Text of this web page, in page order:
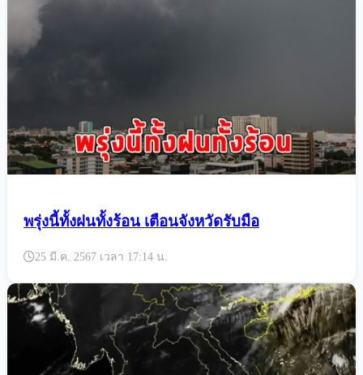
พรุ่งนี้ทั้งฝนทั้งร้อน เตือนจังหวัดรับมือ
25 มี.ค. 2567 เวลา 17:14 น.